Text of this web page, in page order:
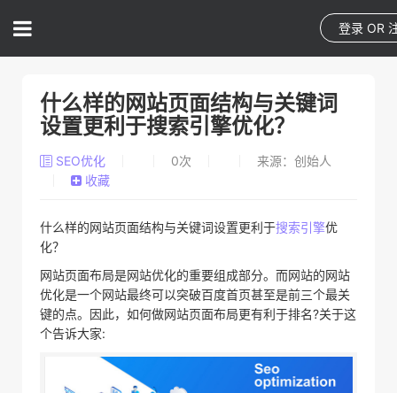
登录 OR
什么样的网站页面结构与关键词
设置更利于搜索引擎优化？
SEO优化 0次
来源：创始人
收藏
什么样的网站页面结构与关键词设置更利于搜索引擎优
化？
网站页面布局是网站优化的重要组成部分。而网站的网站
优化是一个网站最终可以突破百度首页甚至是前三个最关
键的点。因此，如何做网站页面布局更有利于排名?关于这
个告诉大家: